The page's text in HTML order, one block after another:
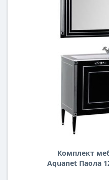
Комплект
Aquanet Паола